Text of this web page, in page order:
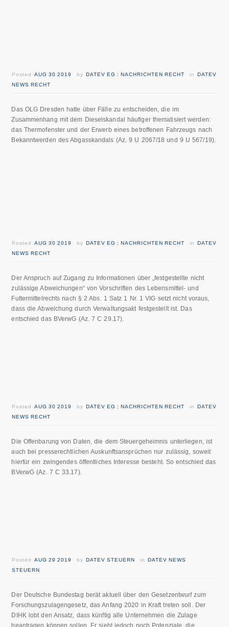
PostedAUG 30 2019 byDATEV EG : NACHRICHTEN RECHT inDATEV
NEWS RECHT
Das OLG Dresden hatte über Fälle zu entscheiden, die im
Zusammenhang mit dem Dieselskandal häufiger thematisiert werden:
das Thermofenster und der Erwerb eines betroffenen Fahrzeugs nach
Bekanntwerden des Abgasskandals (Az. 9 U 2067/18 und 9 U 567/19).
PostedAUG 30 2019 byDATEV EG : NACHRICHTEN RECHT inDATEV
NEWS RECHT
Der Anspruch auf Zugang zu Informationen über „festgestellte nicht
zulässige Abweichungen“ von Vorschriften des Lebensmittel- und
Futtermittelrechts nach § 2 Abs. 1 Satz 1 Nr. 1 VIG setzt nicht voraus,
dass die Abweichung durch Verwaltungsakt festgestellt ist. Das
entschied das BVerwG (Az. 7 C 29.17).
PostedAUG 30 2019 byDATEV EG : NACHRICHTEN RECHT inDATEV
NEWS RECHT
Die Offenbarung von Daten, die dem Steuergeheimnis unterliegen, ist
auch bei presserechtlichen Auskunftsansprüchen nur zulässig, soweit
hierfür ein zwingendes öffentliches Interesse besteht. So entschied das
BVerwG (Az. 7 C 33.17).
PostedAUG 29 2019 byDATEV STEUERN inDATEV NEWS
STEUERN
Der Deutsche Bundestag berät aktuell über den Gesetzentwurf zum
Forschungszulagengesetz, das Anfang 2020 in Kraft treten soll. Der
DIHK lobt den Ansatz, dass künftig alle Unternehmen die Zulage
beantragen können sollen. Er sieht jedoch noch Potenziale, die